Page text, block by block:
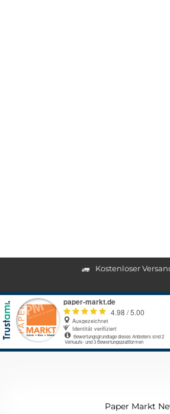
Kostenloser
Paper Markt